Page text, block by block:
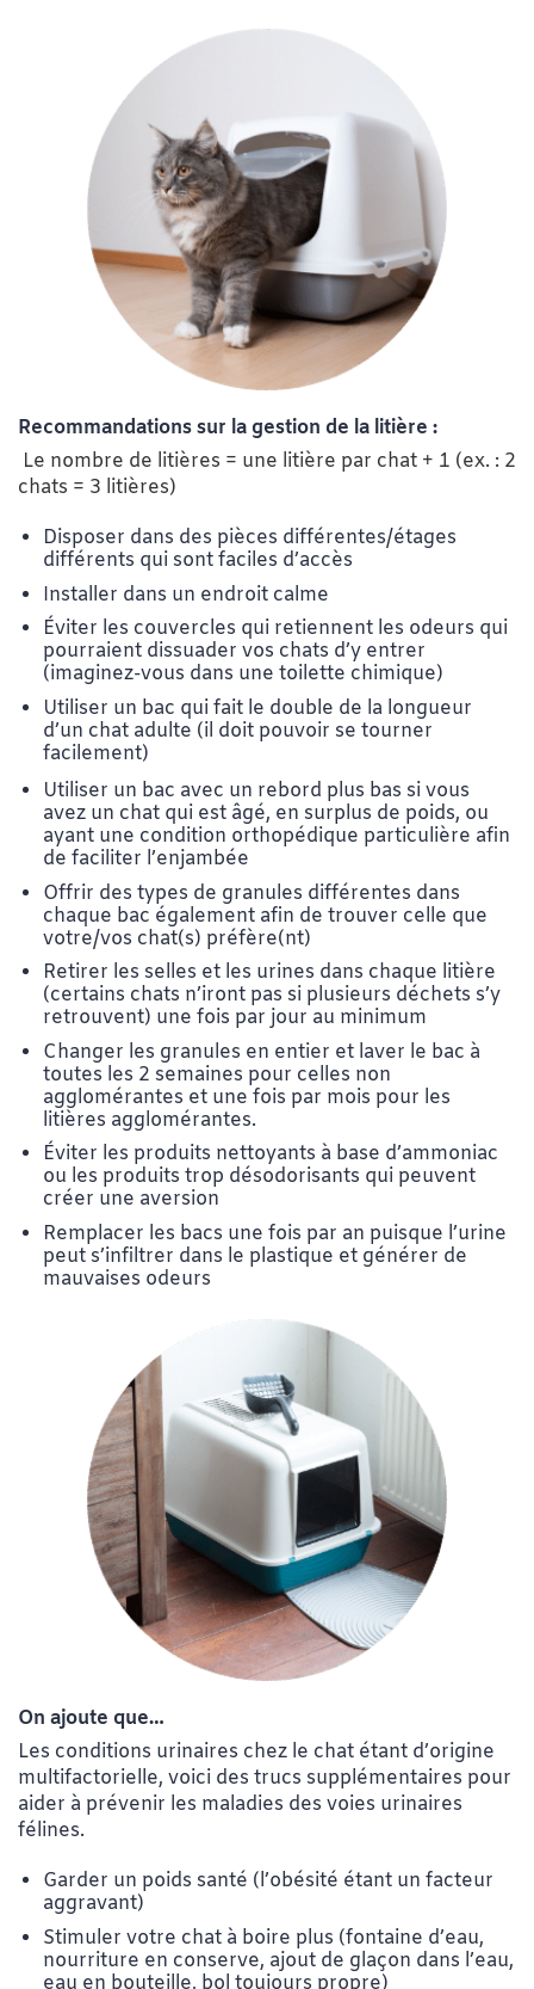
Recommandations sur la gestion de la litière :
Le nombre de litières = une litière par chat + 1 (ex. : 2
chats = 3 litières)
Disposer dans des pièces différentes/étages
différents qui sont faciles d’accès
Installer dans un endroit calme
Éviter les couvercles qui retiennent les odeurs qui
pourraient dissuader vos chats d’y entrer
(imaginez-vous dans une toilette chimique)
Utiliser un bac qui fait le double de la longueur
d’un chat adulte (il doit pouvoir se tourner
facilement)
Utiliser un bac avec un rebord plus bas si vous
avez un chat qui est âgé, en surplus de poids, ou
ayant une condition orthopédique particulière afin
de faciliter l’enjambée
Offrir des types de granules différentes dans
chaque bac également afin de trouver celle que
votre/vos chat(s) préfère(nt)
Retirer les selles et les urines dans chaque litière
(certains chats n’iront pas si plusieurs déchets s’y
retrouvent) une fois par jour au minimum
Changer les granules en entier et laver le bac à
toutes les 2 semaines pour celles non
agglomérantes et une fois par mois pour les
litières agglomérantes.
Éviter les produits nettoyants à base d’ammoniac
ou les produits trop désodorisants qui peuvent
créer une aversion
Remplacer les bacs une fois par an puisque l’urine
peut s’infiltrer dans le plastique et générer de
mauvaises odeurs
On ajoute que…
Les conditions urinaires chez le chat étant d’origine
multifactorielle, voici des trucs supplémentaires pour
aider à prévenir les maladies des voies urinaires
félines.
Garder un poids santé (l’obésité étant un facteur
aggravant)
Stimuler votre chat à boire plus (fontaine d’eau,
nourriture en conserve, ajout de glaçon dans l’eau,
eau en bouteille, bol toujours propre)